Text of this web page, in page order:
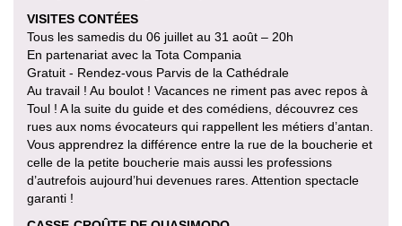
VISITES CONTÉES
Tous les samedis du 06 juillet au 31 août – 20h
En partenariat avec la Tota Compania
Gratuit - Rendez-vous Parvis de la Cathédrale
Au travail ! Au boulot ! Vacances ne riment pas avec repos à
Toul ! A la suite du guide et des comédiens, découvrez ces
rues aux noms évocateurs qui rappellent les métiers d’antan.
Vous apprendrez la différence entre la rue de la boucherie et
celle de la petite boucherie mais aussi les professions
d’autrefois aujourd’hui devenues rares. Attention spectacle
garanti !